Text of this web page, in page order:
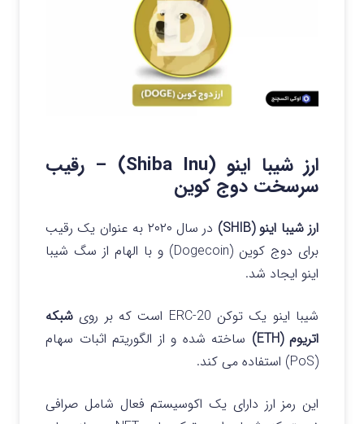
ارز شیبا اینو (Shiba Inu) – رقیب
سرسخت دوج کوین
ارز شیبا اینو (SHIB)
در سال ۲۰۲۰ به عنوان یک رقیب
برای دوج کوین (Dogecoin) و با الهام از سگ شیبا
اینو ایجاد شد.
شیبا اینو یک توکن ERC-20 است که بر روی
شبکه
اتریوم (ETH)
ساخته شده و از الگوریتم اثبات سهام
(PoS) استفاده می کند.
این رمز ارز دارای یک اکوسیستم فعال شامل صرافی